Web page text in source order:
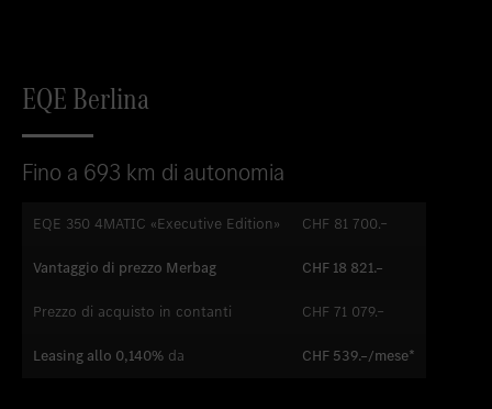
EQE Berlina
Fino a 693 km di autonomia
EQE 350 4MATIC «Executive Edition» CHF 81 700.–
Vantaggio di prezzo Merbag CHF 18 821.–
Prezzo di acquisto in contanti CHF 71 079.–
Leasing allo 0,140% da CHF 539.–/mese*